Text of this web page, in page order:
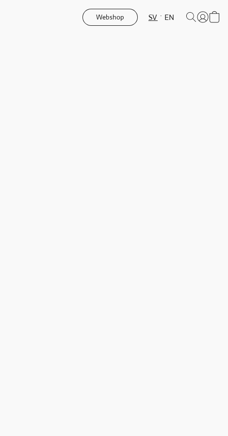
Webshop SV EN